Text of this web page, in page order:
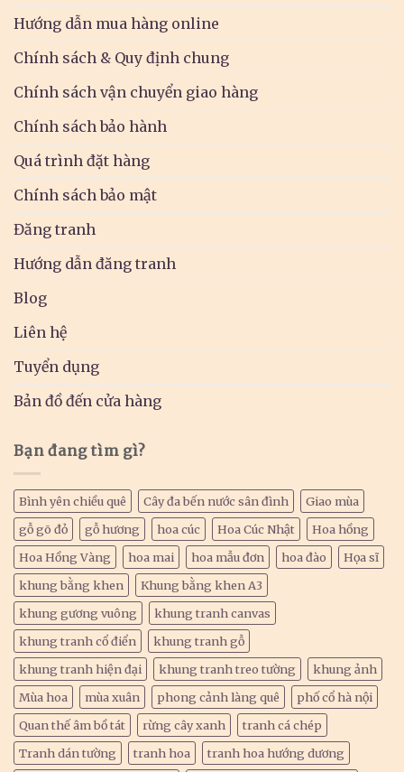
Hướng dẫn mua hàng online
Chính sách & Quy định chung
Chính sách vận chuyển giao hàng
Chính sách bảo hành
Quá trình đặt hàng
Chính sách bảo mật
Đăng tranh
Hướng dẫn đăng tranh
Blog
Liên hệ
Tuyển dụng
Bản đồ đến cửa hàng
Bạn đang tìm gì?
Bình yên chiều quê Cây đa bến nước sân đình
Giao mùa
gỗ gõ đỏ
gỗ hương hoa cúc Hoa Cúc Nhật
Hoa hồng
Hoa Hồng Vàng
hoa mai hoa mẫu đơn hoa đào
Họa sĩ
khung bằng khen
Khung bằng khen A3
khung gương vuông
khung tranh canvas
khung tranh cổ điển
khung tranh gỗ
khung tranh hiện đại
khung tranh treo tường
khung ảnh
Mùa hoa
mùa xuân phong cảnh làng quê
phố cổ hà nội
Quan thế âm bồ tát
rừng cây xanh
tranh cá chép
Tranh dán tường
tranh hoa
tranh hoa hướng dương